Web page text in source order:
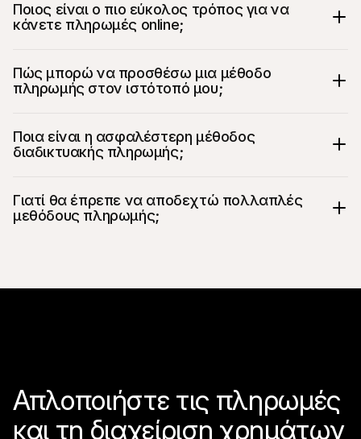
Ποιος είναι ο πιο εύκολος τρόπος για να
κάνετε πληρωμές online;
Πώς μπορώ να προσθέσω μια μέθοδο
πληρωμής στον ιστότοπό μου;
Ποια είναι η ασφαλέστερη μέθοδος
διαδικτυακής πληρωμής;
Γιατί θα έπρεπε να αποδεχτώ πολλαπλές
μεθόδους πληρωμής;
Απλοποιήστε τις πληρωμές
και τη διαχείριση χρημάτων